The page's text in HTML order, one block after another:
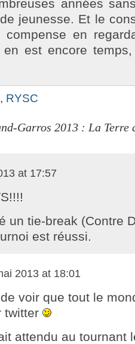
années
jeunes­se. Et le
en
en est en­core
, RYSC
Garros 2013 : La Terre
at 17:57
un tie-break (Contre
est réussi.
2013 at 18:01
voir que tout le
twitter
attendu au tournant